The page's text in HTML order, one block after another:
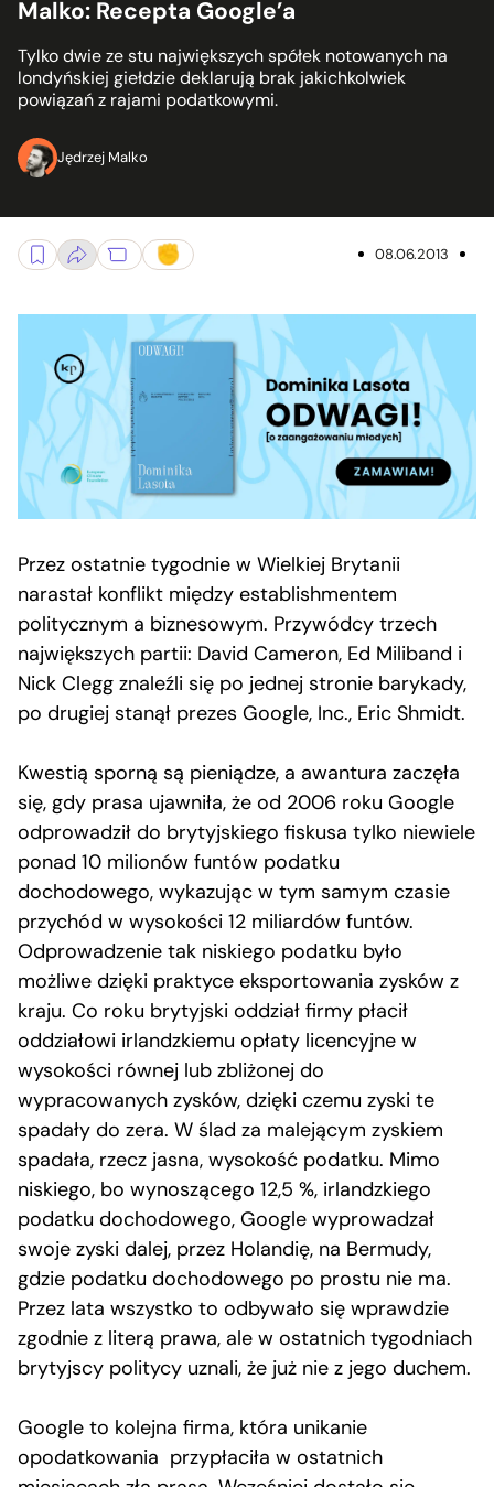
Malko: Recepta Google’a
Tylko dwie ze stu największych spółek notowanych na
londyńskiej giełdzie deklarują brak jakichkolwiek
powiązań z rajami podatkowymi.
Jędrzej Malko
08.06.2013
Przez ostatnie tygodnie w Wielkiej Brytanii
narastał konflikt między establishmentem
politycznym a biznesowym. Przywódcy trzech
największych partii: David Cameron, Ed Miliband i
Nick Clegg znaleźli się po jednej stronie barykady,
po drugiej stanął prezes Google, Inc., Eric Shmidt.
Kwestią sporną są pieniądze, a awantura zaczęła
się, gdy prasa ujawniła, że od 2006 roku Google
odprowadził do brytyjskiego fiskusa tylko niewiele
ponad 10 milionów funtów podatku
dochodowego, wykazując w tym samym czasie
przychód w wysokości 12 miliardów funtów.
Odprowadzenie tak niskiego podatku było
możliwe dzięki praktyce eksportowania zysków z
kraju. Co roku brytyjski oddział firmy płacił
oddziałowi irlandzkiemu opłaty licencyjne w
wysokości równej lub zbliżonej do
wypracowanych zysków, dzięki czemu zyski te
spadały do zera. W ślad za malejącym zyskiem
spadała, rzecz jasna, wysokość podatku. Mimo
niskiego, bo wynoszącego 12,5 %, irlandzkiego
podatku dochodowego, Google wyprowadzał
swoje zyski dalej, przez Holandię, na Bermudy,
gdzie podatku dochodowego po prostu nie ma.
Przez lata wszystko to odbywało się wprawdzie
zgodnie z literą prawa, ale w ostatnich tygodniach
brytyjscy politycy uznali, że już nie z jego duchem.
Google to kolejna firma, która unikanie
opodatkowania przypłaciła w ostatnich